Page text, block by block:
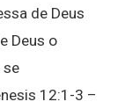
de Deus
Deus o
se
12:1-3 –